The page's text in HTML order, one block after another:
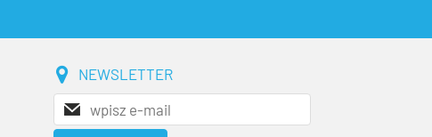
NEWSLETTER